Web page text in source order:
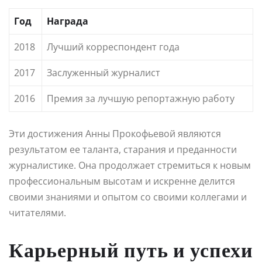
Год
Награда
2018
Лучший корреспондент года
2017
Заслуженный журналист
2016
Премия за лучшую репортажную работу
Эти достижения Анны Прокофьевой являются
результатом ее таланта, старания и преданности
журналистике. Она продолжает стремиться к новым
профессиональным высотам и искренне делится
своими знаниями и опытом со своими коллегами и
читателями.
Карьерный путь и успехи